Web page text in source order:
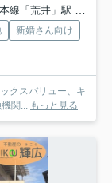
荒井」駅 徒歩39分
新婚さん向け
クスバリュー、キ
関...
もっと見る